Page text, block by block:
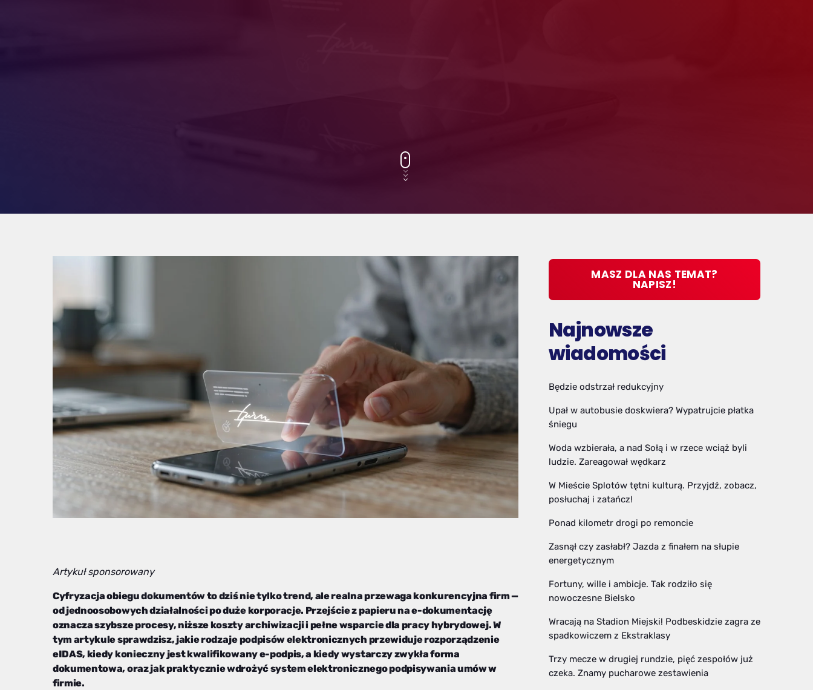
Artykuł sponsorowany
Cyfryzacja obiegu dokumentów to dziś nie tylko trend, ale realna przewaga konkurencyjna firm —
od jednoosobowych działalności po duże korporacje. Przejście z papieru na e-dokumentację
oznacza szybsze procesy, niższe koszty archiwizacji i pełne wsparcie dla pracy hybrydowej. W
tym artykule sprawdzisz, jakie rodzaje podpisów elektronicznych przewiduje rozporządzenie
eIDAS, kiedy konieczny jest kwalifikowany e-podpis, a kiedy wystarczy zwykła forma
dokumentowa, oraz jak praktycznie wdrożyć system elektronicznego podpisywania umów w
firmie.
MASZ DLA NAS TEMAT?
NAPISZ!
Najnowsze
wiadomości
Będzie odstrzał redukcyjny
Upał w autobusie doskwiera? Wypatrujcie płatka
śniegu
Woda wzbierała, a nad Sołą i w rzece wciąż byli
ludzie. Zareagował wędkarz
W Mieście Splotów tętni kulturą. Przyjdź, zobacz,
posłuchaj i zatańcz!
Ponad kilometr drogi po remoncie
Zasnął czy zasłabł? Jazda z finałem na słupie
energetycznym
Fortuny, wille i ambicje. Tak rodziło się
nowoczesne Bielsko
Wracają na Stadion Miejski! Podbeskidzie zagra ze
spadkowiczem z Ekstraklasy
Trzy mecze w drugiej rundzie, pięć zespołów już
czeka. Znamy pucharowe zestawienia